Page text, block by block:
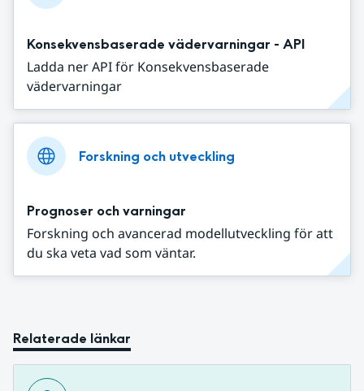
Konsekvensbaserade vädervarningar - API
Ladda ner API för Konsekvensbaserade
vädervarningar
Forskning och utveckling
Prognoser och varningar
Forskning och avancerad modellutveckling för att
du ska veta vad som väntar.
Relaterade länkar